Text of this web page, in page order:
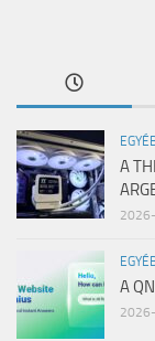
A
A